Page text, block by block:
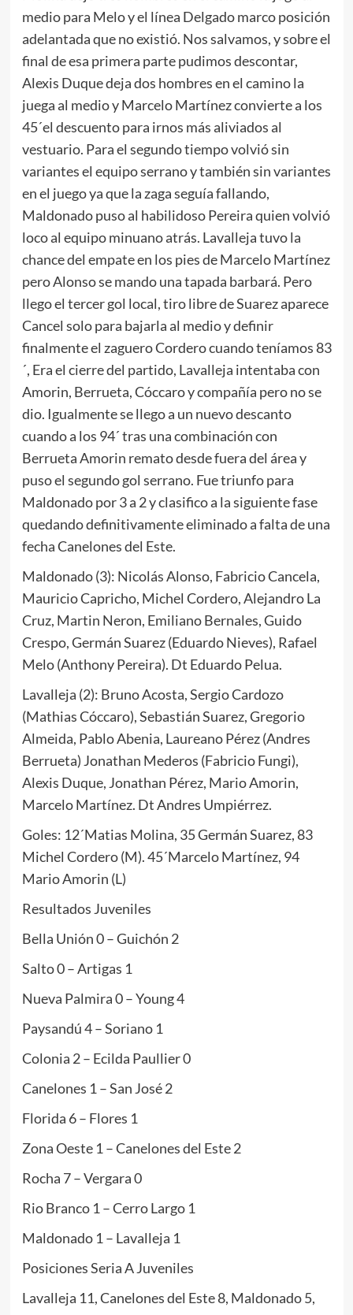
medio para Melo y el línea Delgado marco posición
adelantada que no existió. Nos salvamos, y sobre el
final de esa primera parte pudimos descontar,
Alexis Duque deja dos hombres en el camino la
juega al medio y Marcelo Martínez convierte a los
45´el descuento para irnos más aliviados al
vestuario. Para el segundo tiempo volvió sin
variantes el equipo serrano y también sin variantes
en el juego ya que la zaga seguía fallando,
Maldonado puso al habilidoso Pereira quien volvió
loco al equipo minuano atrás. Lavalleja tuvo la
chance del empate en los pies de Marcelo Martínez
pero Alonso se mando una tapada barbará. Pero
llego el tercer gol local, tiro libre de Suarez aparece
Cancel solo para bajarla al medio y definir
finalmente el zaguero Cordero cuando teníamos 83
´, Era el cierre del partido, Lavalleja intentaba con
Amorin, Berrueta, Cóccaro y compañía pero no se
dio. Igualmente se llego a un nuevo descanto
cuando a los 94´ tras una combinación con
Berrueta Amorin remato desde fuera del área y
puso el segundo gol serrano. Fue triunfo para
Maldonado por 3 a 2 y clasifico a la siguiente fase
quedando definitivamente eliminado a falta de una
fecha Canelones del Este.
Maldonado (3): Nicolás Alonso, Fabricio Cancela,
Mauricio Capricho, Michel Cordero, Alejandro La
Cruz, Martin Neron, Emiliano Bernales, Guido
Crespo, Germán Suarez (Eduardo Nieves), Rafael
Melo (Anthony Pereira). Dt Eduardo Pelua.
Lavalleja (2): Bruno Acosta, Sergio Cardozo
(Mathias Cóccaro), Sebastián Suarez, Gregorio
Almeida, Pablo Abenia, Laureano Pérez (Andres
Berrueta) Jonathan Mederos (Fabricio Fungi),
Alexis Duque, Jonathan Pérez, Mario Amorin,
Marcelo Martínez. Dt Andres Umpiérrez.
Goles: 12´Matias Molina, 35 Germán Suarez, 83
Michel Cordero (M). 45´Marcelo Martínez, 94
Mario Amorin (L)
Resultados Juveniles
Bella Unión 0 – Guichón 2
Salto 0 – Artigas 1
Nueva Palmira 0 – Young 4
Paysandú 4 – Soriano 1
Colonia 2 – Ecilda Paullier 0
Canelones 1 – San José 2
Florida 6 – Flores 1
Zona Oeste 1 – Canelones del Este 2
Rocha 7 – Vergara 0
Rio Branco 1 – Cerro Largo 1
Maldonado 1 – Lavalleja 1
Posiciones Seria A Juveniles
Lavalleja 11, Canelones del Este 8, Maldonado 5,